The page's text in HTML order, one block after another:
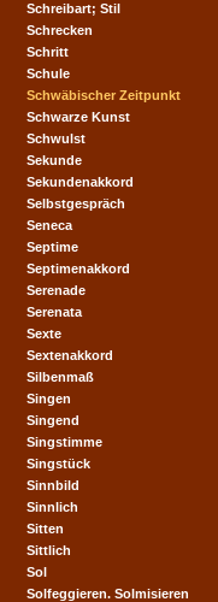
Schreibart; Stil
Schrecken
Schritt
Schule
Schwäbischer Zeitpunkt
Schwarze Kunst
Schwulst
Sekunde
Sekundenakkord
Selbstgespräch
Seneca
Septime
Septimenakkord
Serenade
Serenata
Sexte
Sextenakkord
Silbenmaß
Singen
Singend
Singstimme
Singstück
Sinnbild
Sinnlich
Sitten
Sittlich
Sol
Solfeggieren. Solmisieren